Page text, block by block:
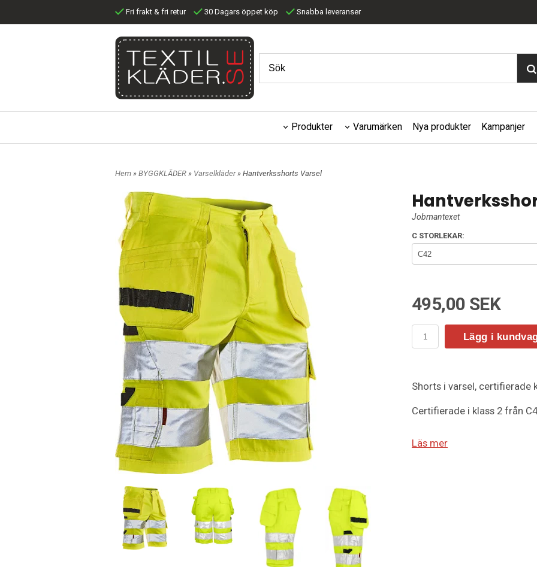
Fri frakt & fri retur 30 Dagars öppet köp Snabba leveranser
Produkter Varumärken Nya produkter Kampanjer
Hem » BYGGKLÄDER » Varselkläder» Hantverksshorts Varsel
Jobmantexet
C STORLEKAR:
495,00 SEK
Lägg i
Shorts i varsel, certifierade
Certifierade i klass 2 från
Hölsterfickor med extra
Läs mer